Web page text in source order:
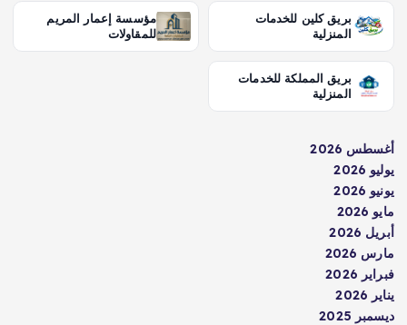
بريق كلين للخدمات
المنزلية
مؤسسة إعمار المريم
للمقاولات
بريق المملكة للخدمات
المنزلية
أغسطس 2026
يوليو 2026
يونيو 2026
مايو 2026
أبريل 2026
مارس 2026
فبراير 2026
يناير 2026
ديسمبر 2025